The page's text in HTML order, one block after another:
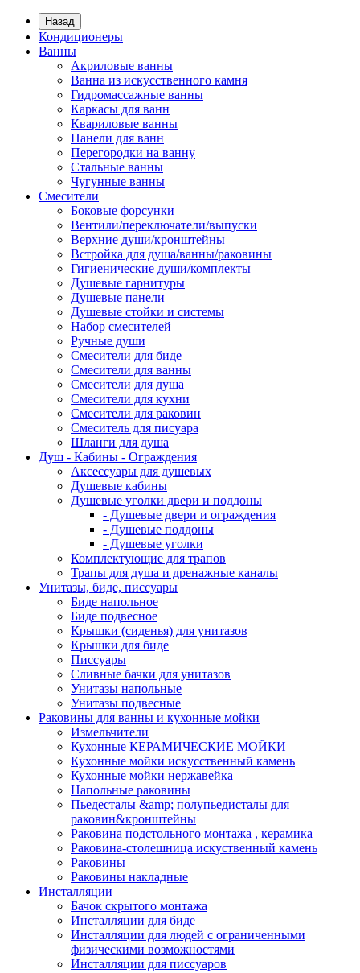
Назад
Кондиционеры
Ванны
Акриловые ванны
Ванна из искусственного камня
Гидромассажные ванны
Каркасы для ванн
Квариловые ванны
Панели для ванн
Перегородки на ванну
Стальные ванны
Чугунные ванны
Смесители
Боковые форсунки
Вентили/переключатели/выпуски
Верхние души/кронштейны
Встройка для душа/ванны/раковины
Гигиенические души/комплекты
Душевые гарнитуры
Душевые панели
Душевые стойки и системы
Набор смесителей
Ручные души
Смесители для биде
Смесители для ванны
Смесители для душа
Смесители для кухни
Смесители для раковин
Смеситель для писуара
Шланги для душа
Душ - Кабины - Ограждения
Аксессуары для душевых
Душевые кабины
Душевые уголки двери и поддоны
- Душевые двери и ограждения
- Душевые поддоны
- Душевые уголки
Комплектующие для трапов
Трапы для душа и дренажные каналы
Унитазы, биде, писсуары
Биде напольное
Биде подвесное
Крышки (сиденья) для унитазов
Крышки для биде
Писсуары
Сливные бачки для унитазов
Унитазы напольные
Унитазы подвесные
Раковины для ванны и кухонные мойки
Измельчители
Кухонные КЕРАМИЧЕСКИЕ МОЙКИ
Кухонные мойки искусственный камень
Кухонные мойки нержавейка
Напольные раковины
Пьедесталы &amp; полупьедисталы для
раковин&кронштейны
Раковина подстольного монтажа , керамика
Раковина-столешница искуственный камень
Раковины
Раковины накладные
Инсталляции
Бачок скрытого монтажа
Инсталляции для биде
Инсталляции для людей с ограниченными
физическими возможностями
Инсталляции для писсуаров